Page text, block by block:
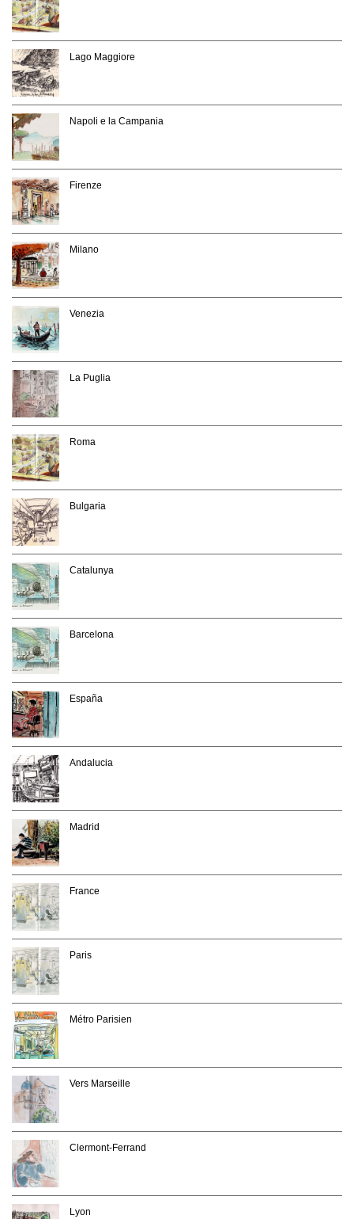
Lago Maggiore
Napoli e la Campania
Firenze
Milano
Venezia
La Puglia
Roma
Bulgaria
Catalunya
Barcelona
España
Andalucia
Madrid
France
Paris
Métro Parisien
Vers Marseille
Clermont-Ferrand
Lyon